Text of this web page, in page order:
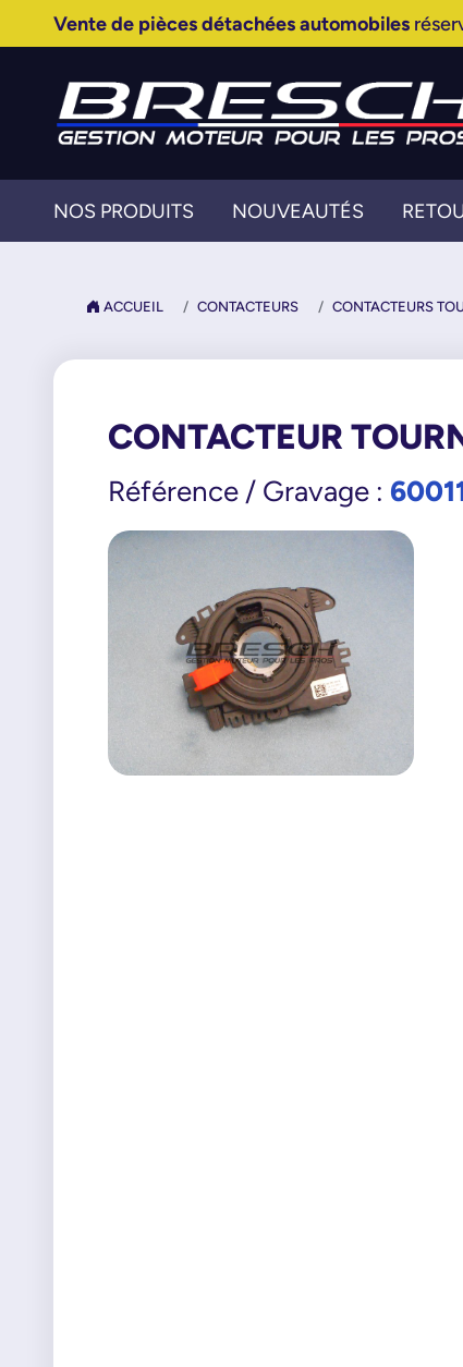
Vente de pièces détachées automobiles
NOS PRODUITS NOUVEAUTÉS
ACCUEIL CONTACTEURS CONTACTEURS
CONTACTEUR
Référence / Gravage :